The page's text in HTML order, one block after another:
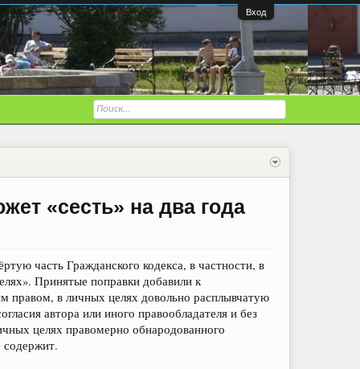
Вход
«сесть» на два года
часть Гражданского кодекса, в частности, в
Принятые поправки добавили к
правом, в личных целях довольно расплывчатую
автора или иного правообладателя и без
целях правомерно обнародованного
содержит.